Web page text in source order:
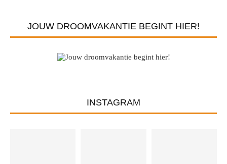
JOUW DROOMVAKANTIE BEGINT HIER!
INSTAGRAM